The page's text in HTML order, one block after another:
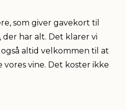
som giver gavekort til
har alt. Det klarer vi
altid velkommen til at
vores vine. Det koster ikke